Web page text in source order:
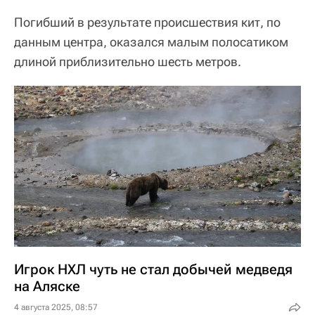
Погибший в результате происшествия кит, по
данным центра, оказался малым полосатиком
длиной приблизительно шесть метров.
Игрок НХЛ чуть не стал добычей медведя
на Аляске
4 августа 2025, 08:57